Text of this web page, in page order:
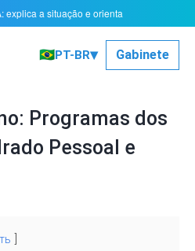
🇧🇷PT-BR▾ Gabinete
Programas dos
Pessoal e
explica a situação e orienta